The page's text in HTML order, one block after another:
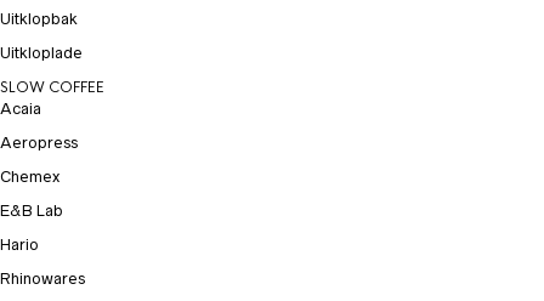
Uitklopbak
Uitkloplade
SLOW COFFEE
Acaia
Aeropress
Chemex
E&B Lab
Hario
Rhinowares